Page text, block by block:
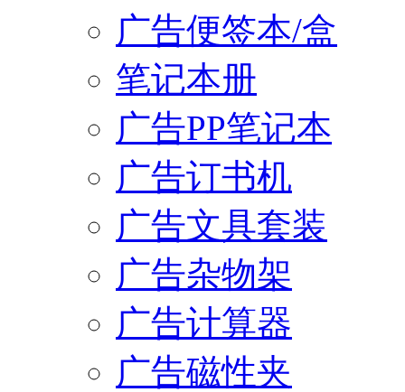
广告便签本/盒
笔记本册
广告PP笔记本
广告订书机
广告文具套装
广告杂物架
广告计算器
广告磁性夹